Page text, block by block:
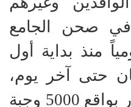
في صحن الجامع
منذ بداية أول
حتى آخر يوم،
بتوزيع وجبات الإفطار بواقع 5000 وجبة